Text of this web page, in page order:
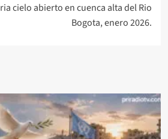
cielo abierto en cuenca alta del Rio
Bogota, enero 2026.